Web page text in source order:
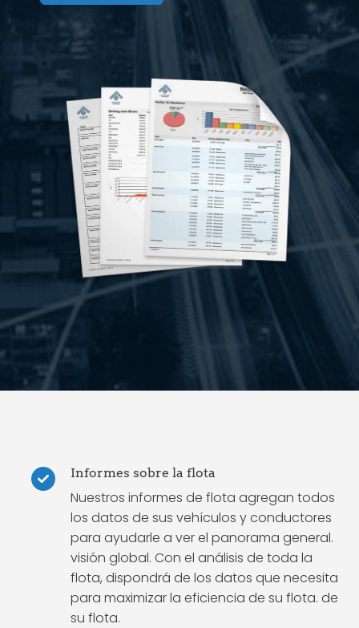
Informes sobre la flota
Nuestros informes de flota agregan todos
los datos de sus vehículos y conductores
para ayudarle a ver el panorama general.
visión global. Con el análisis de toda la
flota, dispondrá de los datos que necesita
para maximizar la eficiencia de su flota. de
su flota.